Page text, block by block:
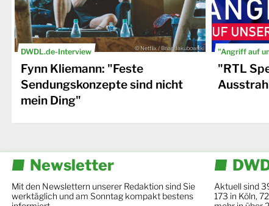
DWDL.de-Interview © Netflix / Brian Jakubowski
Fynn Kliemann: "Feste
Sendungskonzepte sind nicht
mein Ding"
"Angriff auf
"RTL
Newsletter
Mit den Newslettern unserer Redaktion sind Sie
werktäglich und am Sonntag kompakt bestens
Aktuell sind
173 in Köln,